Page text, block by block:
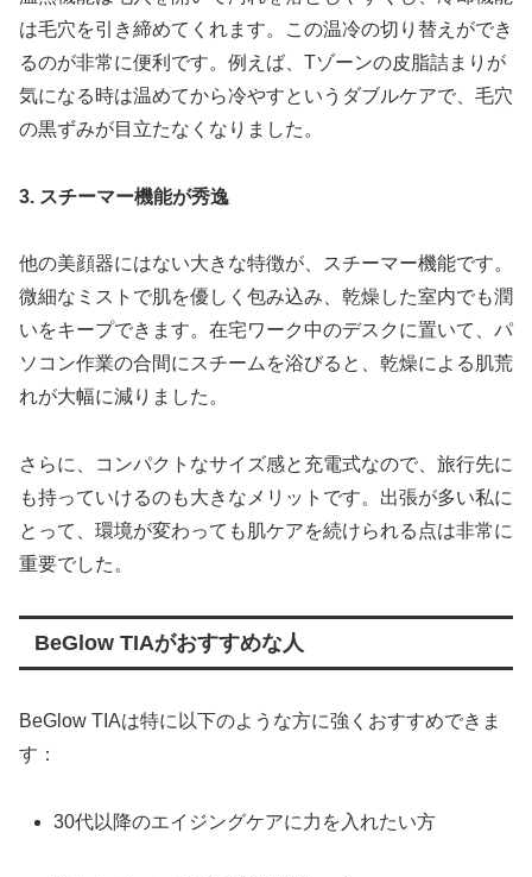
は毛穴を引き締めてくれます。この温冷の切り替えができ
るのが非常に便利です。例えば、Tゾーンの皮脂詰まりが
気になる時は温めてから冷やすというダブルケアで、毛穴
の黒ずみが目立たなくなりました。
3. スチーマー機能が秀逸
他の美顔器にはない大きな特徴が、スチーマー機能です。
微細なミストで肌を優しく包み込み、乾燥した室内でも潤
いをキープできます。在宅ワーク中のデスクに置いて、パ
ソコン作業の合間にスチームを浴びると、乾燥による肌荒
れが大幅に減りました。
さらに、コンパクトなサイズ感と充電式なので、旅行先に
も持っていけるのも大きなメリットです。出張が多い私に
とって、環境が変わっても肌ケアを続けられる点は非常に
重要でした。
BeGlow TIAがおすすめな人
BeGlow TIAは特に以下のような方に強くおすすめできま
す：
30代以降のエイジングケアに力を入れたい方